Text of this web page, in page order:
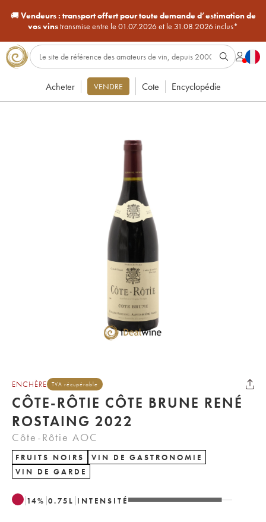
🚚Vendeurs : transport offert pour toute demande d’estimation de
vos vinstransmise entre le 01.07.2026 et le 31.08.2026 inclus*
Acheter VENDRE Cote Encyclopédie
ENCHÈRE TVA récupérable
CÔTE-RÔTIE CÔTE BRUNE RENÉ
ROSTAING 2022
Côte-Rôtie AOC
FRUITS NOIRS
VIN DE GASTRONOMIE
VIN DE GARDE
14% 0.75 L INTENSITÉ